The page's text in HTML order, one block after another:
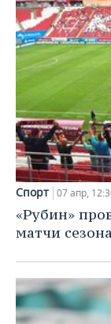
Спорт 07 апр,
«Рубин»
матчи